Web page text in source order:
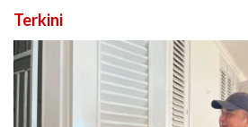
Terkini